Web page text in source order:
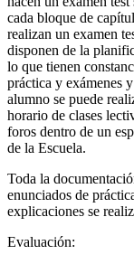
cada bloque de
realizan un examen
disponen de la
lo que tienen
práctica y exámenes
alumno se puede
horario de clases
foros dentro de un
de la Escuela.
Toda la
enunciados de
explicaciones se
Evaluación: